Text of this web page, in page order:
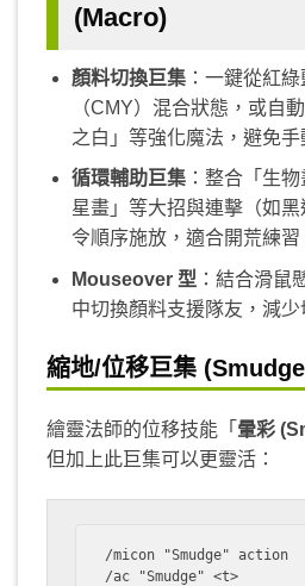
(Macro)
顏料切換巨集：一鍵從紅
（CMY）混合狀態，或自
之白」等強化魔法，避免手
循環輔助巨集：整合「生
星畫」等大招與連擊（如
令順序施放，適合開荒練習
Mouseover 型 ：結合滑鼠
中切換顏料支援隊友，減少
縮地/位移巨集
繪靈法師的位移技能「 暈彩
但加上此巨集可以更靈活：
/micon "Smudge" action
/ac "Smudge" <t>